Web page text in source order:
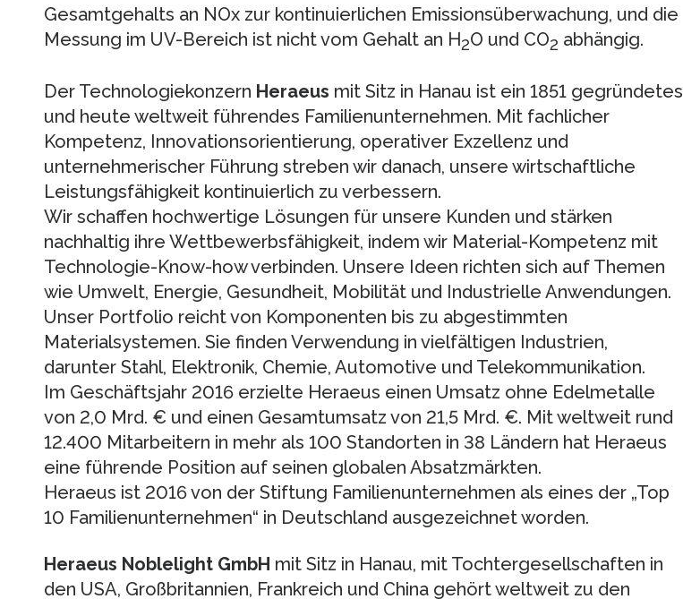
Gesamtgehalts an NOx zur kontinuierlichen Emissionsüberwachung, und die
Messung im UV-Bereich ist nicht vom Gehalt an H2O und CO2 abhängig.
Der Technologiekonzern Heraeus mit Sitz in Hanau ist ein 1851 gegründetes
und heute weltweit führendes Familienunternehmen. Mit fachlicher
Kompetenz, Innovationsorientierung, operativer Exzellenz und
unternehmerischer Führung streben wir danach, unsere wirtschaftliche
Leistungsfähigkeit kontinuierlich zu verbessern.
Wir schaffen hochwertige Lösungen für unsere Kunden und stärken
nachhaltig ihre Wettbewerbsfähigkeit, indem wir Material-Kompetenz mit
Technologie-Know-how verbinden. Unsere Ideen richten sich auf Themen
wie Umwelt, Energie, Gesundheit, Mobilität und Industrielle Anwendungen.
Unser Portfolio reicht von Komponenten bis zu abgestimmten
Materialsystemen. Sie finden Verwendung in vielfältigen Industrien,
darunter Stahl, Elektronik, Chemie, Automotive und Telekommunikation.
Im Geschäftsjahr 2016 erzielte Heraeus einen Umsatz ohne Edelmetalle
von 2,0 Mrd. € und einen Gesamtumsatz von 21,5 Mrd. €. Mit weltweit rund
12.400 Mitarbeitern in mehr als 100 Standorten in 38 Ländern hat Heraeus
eine führende Position auf seinen globalen Absatzmärkten.
Heraeus ist 2016 von der Stiftung Familienunternehmen als eines der „Top
10 Familienunternehmen“ in Deutschland ausgezeichnet worden.
Heraeus Noblelight GmbH mit Sitz in Hanau, mit Tochtergesellschaften in
den USA, Großbritannien, Frankreich und China gehört weltweit zu den